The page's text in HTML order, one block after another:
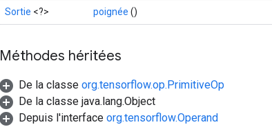
Sortie <?> poignée ()
Méthodes héritées
De la classe org.tensorflow.op.PrimitiveOp
De la classe java.lang.Object
Depuis l'interface org.tensorflow.Operand